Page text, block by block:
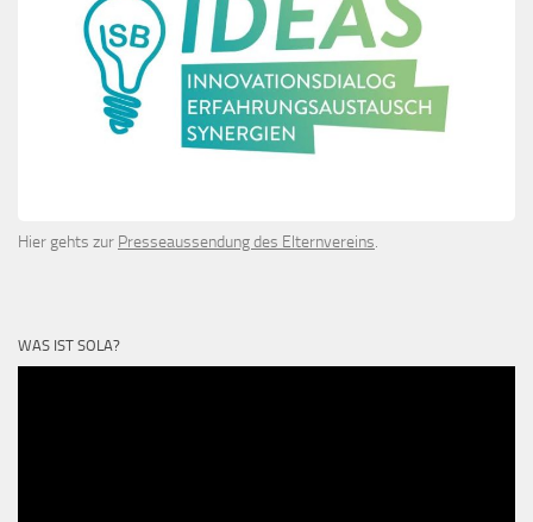
Hier gehts zur Presseaussendung des Elternvereins.
WAS IST SOLA?